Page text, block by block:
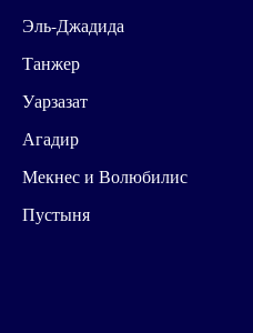
Эль-Джадида
Танжер
Уарзазат
Агадир
Мекнес и Волюбилис
Пустыня